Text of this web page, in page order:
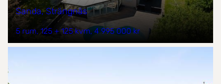
Sanda, Strängnäs
5 rum 125 + 125 kvm 4 995 000 kr